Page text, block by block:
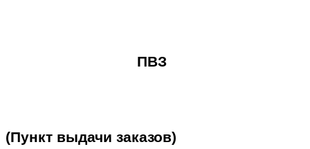
ПВЗ
(Пункт выдачи заказов)